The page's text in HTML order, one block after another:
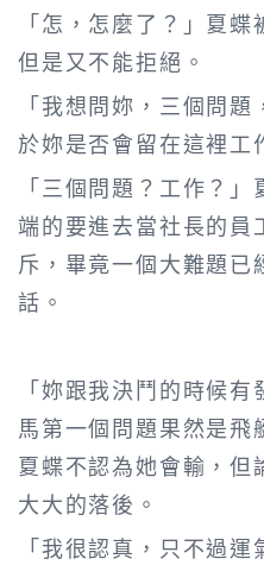
「怎，怎麼了？」夏
但是又不能拒絕。
「我想問妳，三個問
於妳是否會留在這裡工
「三個問題？工作？
端的要進去當社長的員
斥，畢竟一個大難題已
話。
「妳跟我決鬥的時候
馬第一個問題果然是飛
夏蝶不認為她會輸，但
大大的落後。
「我很認真，只不過